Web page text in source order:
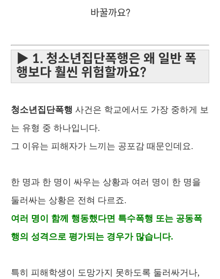
바꿀까요?
▶ 1. 청소년집단폭행은 왜 일반 폭
행보다 훨씬 위험할까요?
청소년집단폭행 사건은 학교에서도 가장 중하게 보
는 유형 중 하나입니다.
그 이유는 피해자가 느끼는 공포감 때문인데요.
한 명과 한 명이 싸우는 상황과 여러 명이 한 명을
둘러싸는 상황은 전혀 다르죠.
여러 명이 함께 행동했다면 특수폭행 또는 공동폭
행의 성격으로 평가되는 경우가 많습니다.
특히 피해학생이 도망가지 못하도록 둘러싸거나,